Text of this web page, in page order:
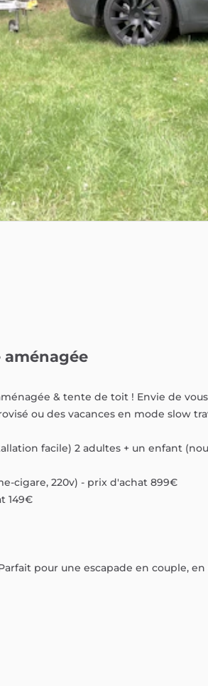
aménagée
& tente de toit ! Envie de vous
ou des vacances en mode slow
facile) 2 adultes + un enfant
cigare, 220v) - prix d'achat 899€
149€
pour une escapade en couple, en